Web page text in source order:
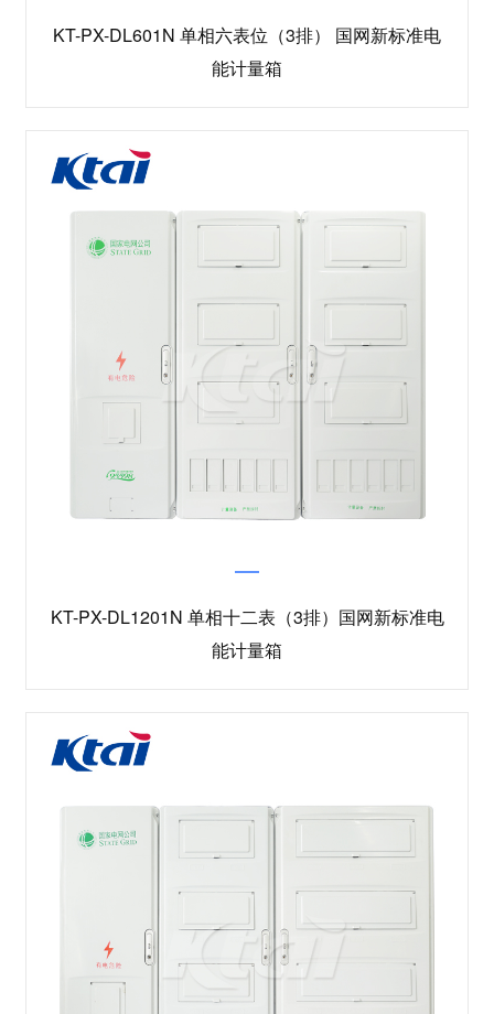
KT-PX-DL601N 单相六表位（3排） 国网新标准电
能计量箱
KT-PX-DL1201N 单相十二表（3排）国网新标准电
能计量箱